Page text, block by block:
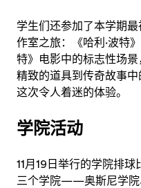
学生们还参加了本学期
作室之旅：《哈利·波特
特》电影中的标志性场
精致的道具到传奇故事
这次令人着迷的体验。
学院活动
11月19日举行的学院排球
三个学院——奥斯尼学院